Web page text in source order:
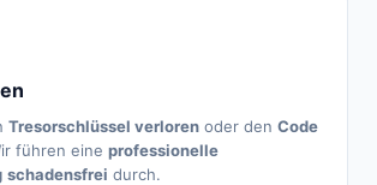
Tresorschlüssel verloren oder den Code
führen eine professionelle
schadensfrei durch.